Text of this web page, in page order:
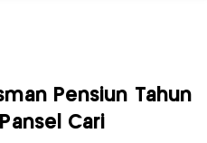
Pensiun Tahun
Cari